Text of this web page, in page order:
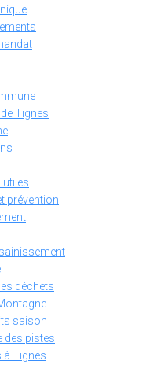
de Tignes
utiles
prévention
déchets
saison
des pistes
à Tignes